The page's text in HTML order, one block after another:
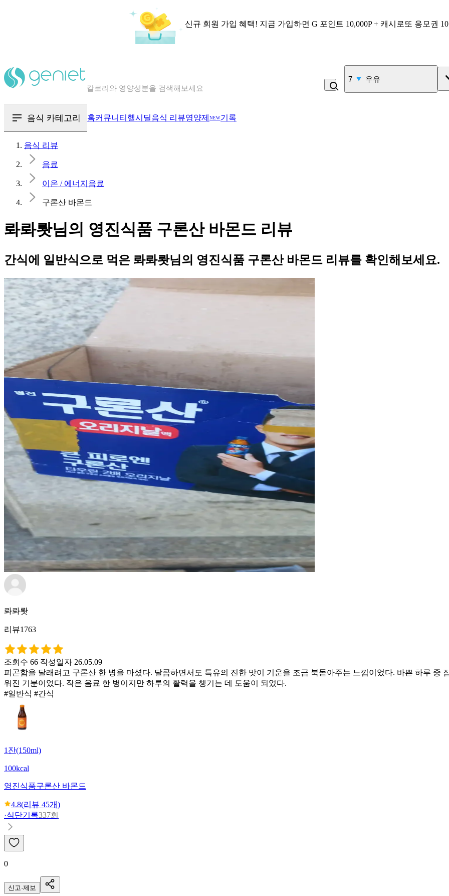
신규 회원 가입 혜택! 지금 가입하면 G 포인트 10,000P + 캐시로또 응모권
혈당 · 다이어트 음식 검색해보세요
7 우유
음식 카테고리 홈커뮤니티 헬시딜음식 리뷰영양제 NEW기록
음식 리뷰
음료
이온 / 에너지음료
구론산 바몬드
롸롸뢋님의 영진식품 구론산 바몬드 리뷰
간식에 일반식으로 먹은 롸롸뢋님의 영진식품 구론산 바몬드 리뷰를 확인해보세요.
롸롸뢋
리뷰1763
조회수 66 작성일자 26.05.09
피곤함을 달래려고 구론산 한 병을 마셨다. 달콤하면서도 특유의 진한 맛이 기운을 조금 북돋아주는 느낌이었다. 바쁜 하루 중
워진 기분이었다. 작은 음료 한 병이지만 하루의 활력을 챙기는 데 도움이 되었다.
#일반식 #간식
1잔(150ml)
100kcal
영진식품구론산 바몬드
4.8(리뷰 45개)
·식단기록337회
0
신고·제보